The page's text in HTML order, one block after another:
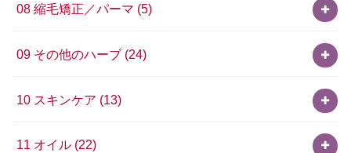
08 縮毛矯正／パーマ (5)
09 その他のハーブ (24)
10 スキンケア (13)
11 オイル (22)